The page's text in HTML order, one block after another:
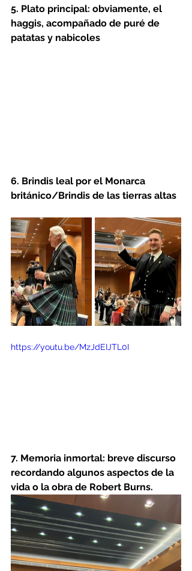
5. Plato principal: obviamente, el
haggis, acompañado de puré de
patatas y nabicoles
6. Brindis leal por el Monarca
británico/Brindis de las tierras altas
https://youtu.be/MzJdEIJTL0I
7. Memoria inmortal: breve discurso
recordando algunos aspectos de la
vida o la obra de Robert Burns.